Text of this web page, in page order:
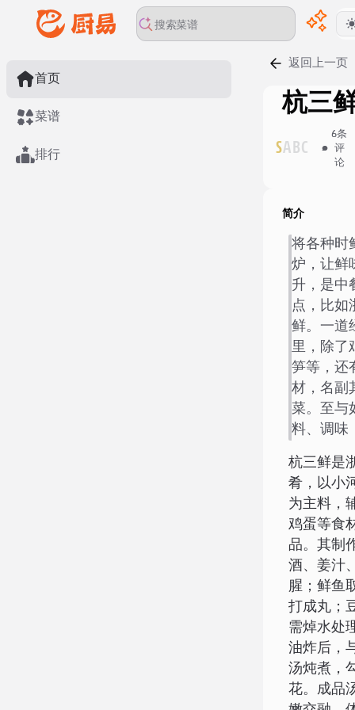
首页
菜谱
排行
返回上一页
杭三
SA BC
6条
评
论
简介
将各种时
炉，让鲜
升，是中
点，比如
鲜。一道
里，除了
笋等，还
材，名副
菜。至与
料、调味
杭三鲜是
肴，以小
为主料，
鸡蛋等食
品。其制
酒、姜汁
腥；鲜鱼
打成丸；
需焯水处
油炸后，
汤炖煮，
花。成品